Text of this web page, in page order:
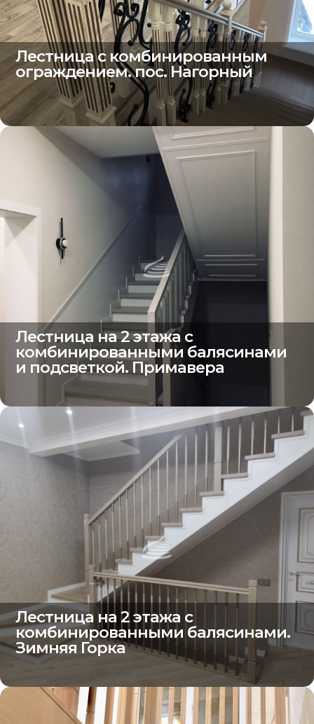
Лестница с комбинированным
ограждением. пос. Нагорный
Лестница на 2 этажа с
комбинированными балясинами
и подсветкой. Примавера
Лестница на 2 этажа с
комбинированными балясинами.
Зимняя Горка